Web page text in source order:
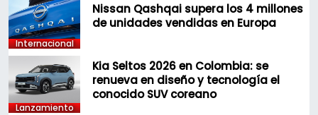
Internacional
Nissan Qashqai supera los 4 millones
de unidades vendidas en Europa
Lanzamiento
Kia Seltos 2026 en Colombia: se
renueva en diseño y tecnología el
conocido SUV coreano